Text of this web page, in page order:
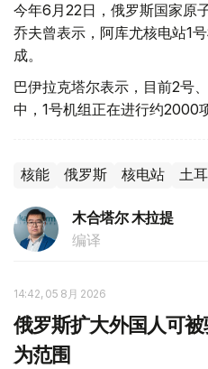
今年6月22日，俄罗斯国家原
乔夫曾表示，阿库尤核电站1
成。
巴伊拉克塔尔表示，目前2号
中，1号机组正在进行约2000
核能 俄罗斯 核电站 土
木合塔尔 木拉提
编译
14:42, 05 8月 2026
俄罗斯扩大外国人可
为范围